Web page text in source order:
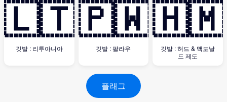
🇱🇹
깃발 : 리투아니아
🇵🇼
깃발 : 팔라우
🇭🇲
깃발 : 허드 & 맥도날
드 제도
플래그